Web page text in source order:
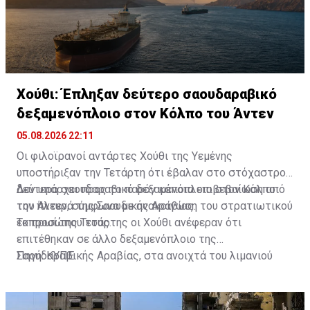
Χούθι: Έπληξαν δεύτερο σαουδαραβικό
δεξαμενόπλοιο στον Κόλπο του Άντεν
05.08.2026 22:11
Οι φιλοϊρανοί αντάρτες Χούθι της Υεμένης
υποστήριξαν την Τετάρτη ότι έβαλαν στο στόχαστρο
δεύτερο σαουδαραβικό δεξαμενόπλοιο στον Κόλπο
του Άντεν, σύμφωνα με ανακοίνωση του στρατιωτικού
εκπροσώπου τους.
Δεν υπάρχει προς το παρόν κάποια επιβεβαίωση από
την πλευρά της Σαουδικής Αραβίας.
Το πρωί της Τετάρτης οι Χούθι ανέφεραν ότι
επιτέθηκαν σε άλλο δεξαμενόπλοιο της
Σαουδαραβικής Αραβίας, στα ανοιχτά του λιμανιού
Πηγή: ΚΥΠΕ